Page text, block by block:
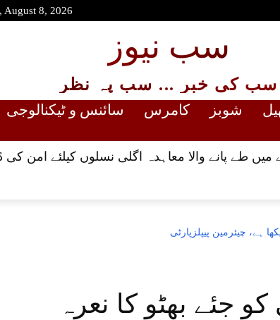
August 8, 2026
سب نیوز
سب کی خبر ... سب پہ نظر
شوبز کامرس سائنس و ٹیکنالوجی
طے پانے والا معاہدہ اگلی نسلوں کیلئے امن کی
ہے، چیئرمین پیپلزپارٹی
جئے بھٹو کا نعرہ